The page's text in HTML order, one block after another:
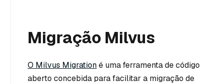
Migração Milvus
O Milvus Migrationé uma ferramenta de código
aberto concebida para facilitar a migração de